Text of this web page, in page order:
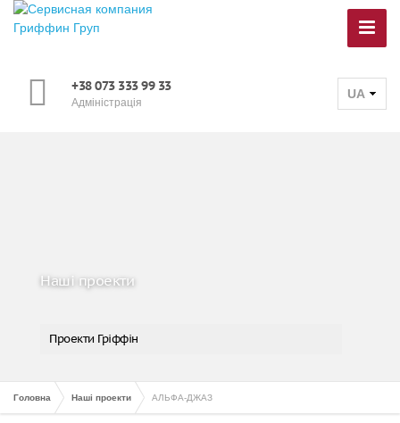
UA
+38 073 333 99 33
Адміністрація
Наші проекти
Проекти Гріффін
Головна Наші проекти АЛЬФА-ДЖАЗ